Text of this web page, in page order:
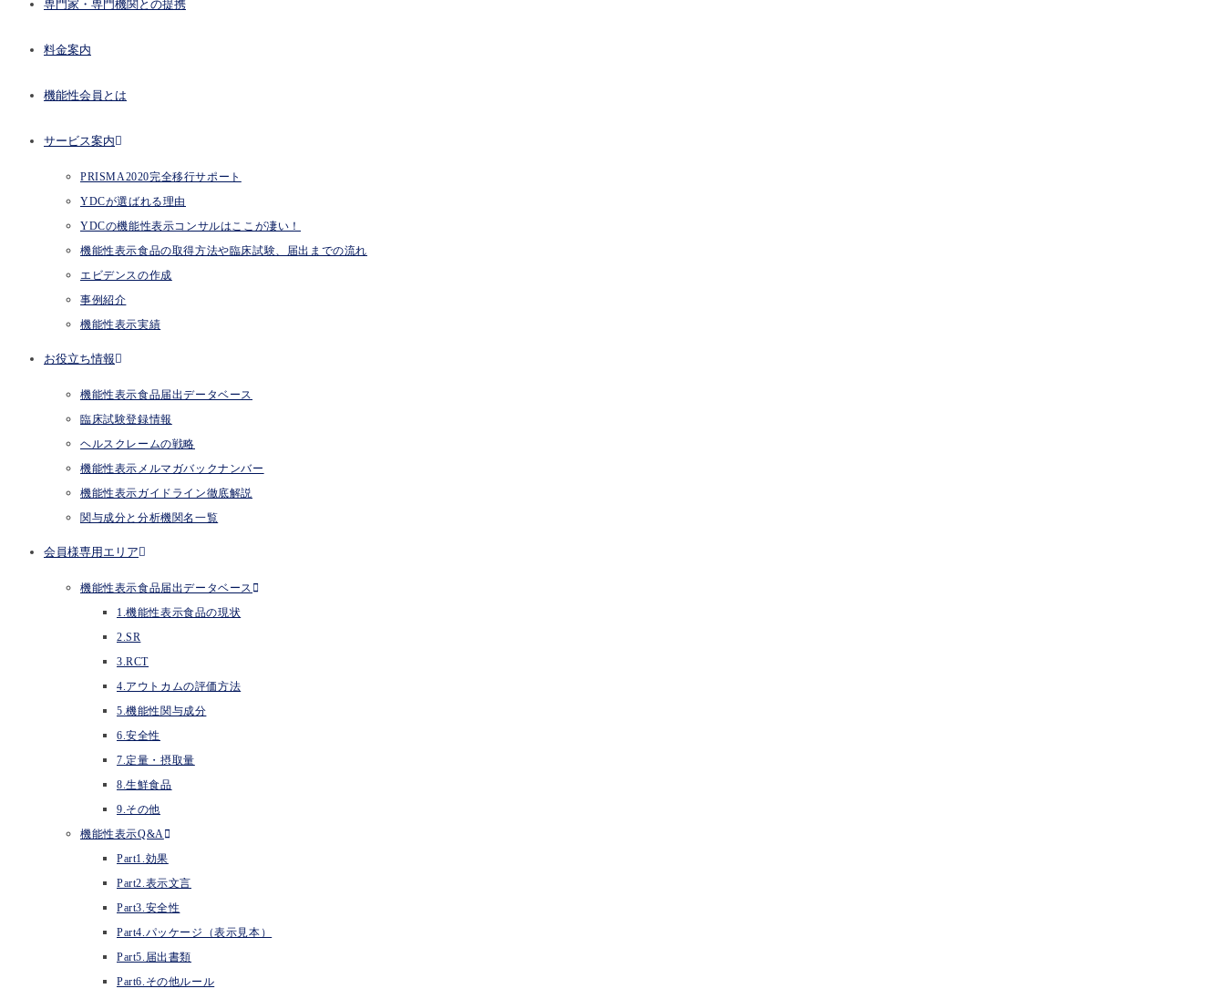
専門家・専門機関との提携
料金案内
機能性会員とは
サービス案内
PRISMA2020完全移行サポート
YDCが選ばれる理由
YDCの機能性表示コンサルはここが凄い！
機能性表示食品の取得方法や臨床試験、届出までの流れ
エビデンスの作成
事例紹介
機能性表示実績
お役立ち情報
機能性表示食品届出データベース
臨床試験登録情報
ヘルスクレームの戦略
機能性表示メルマガバックナンバー
機能性表示ガイドライン徹底解説
関与成分と分析機関名一覧
会員様専用エリア
機能性表示食品届出データベース
1.機能性表示食品の現状
2.SR
3.RCT
4.アウトカムの評価方法
5.機能性関与成分
6.安全性
7.定量・摂取量
8.生鮮食品
9.その他
機能性表示Q&A
Part1.効果
Part2.表示文言
Part3.安全性
Part4.パッケージ（表示見本）
Part5.届出書類
Part6.その他ルール